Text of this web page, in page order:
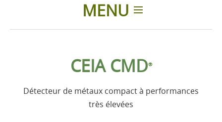
MENU
CEIA CMD®
Détecteur de métaux compact à performances
très élevées